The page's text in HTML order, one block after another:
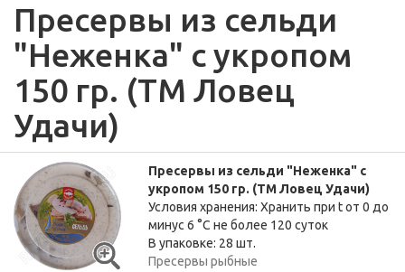
Пресервы из сельди
"Неженка" с укропом
150 гр. (ТМ Ловец
Удачи)
Пресервы из сельди "Неженка" с
укропом 150 гр. (ТМ Ловец Удачи)
Условия хранения: Хранить при t от 0 до
минус 6 °C не более 120 суток
В упаковке: 28 шт.
Пресервы рыбные